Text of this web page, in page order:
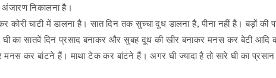
अंजारण निकालना है।
कोरी चाटी में डालना है। सात दिन तक सुच्चा दूध डालना है, पीना नहीं है। बड़ों
का सातवें दिन प्रसाद बनाकर और सुबह दूध की खीर बनाकर मनस कर बेटी आदि
कर बांटने हैं। माथा टेक कर बांटने हैं। अगर घी ज्यादा है तो सारे घी का प्रसान